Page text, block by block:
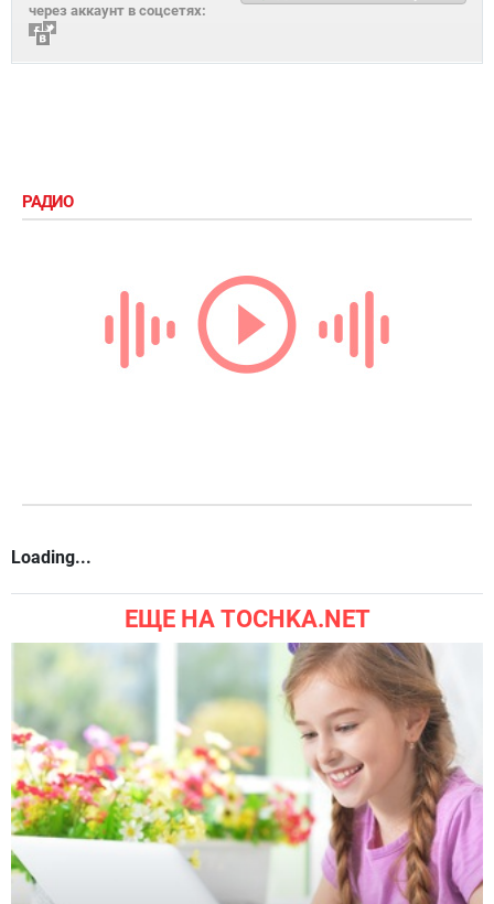
24 мая 2022, 12:30
999
Добавить комментарий
Вы можете комментировать
через аккаунт в соцсетях: